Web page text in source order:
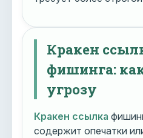
Кракен
фишинга:
угрозу
Кракен ссылка
содержит опечатки